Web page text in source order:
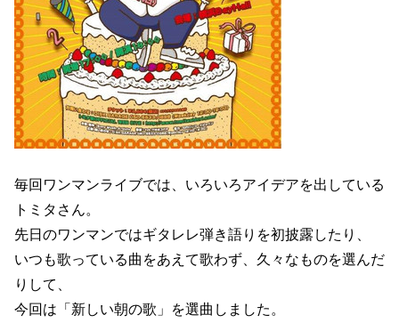
毎回ワンマンライブでは、いろいろアイデアを出している
トミタさん。
先日のワンマンではギタレレ弾き語りを初披露したり、
いつも歌っている曲をあえて歌わず、久々なものを選んだ
りして、
今回は「新しい朝の歌」を選曲しました。